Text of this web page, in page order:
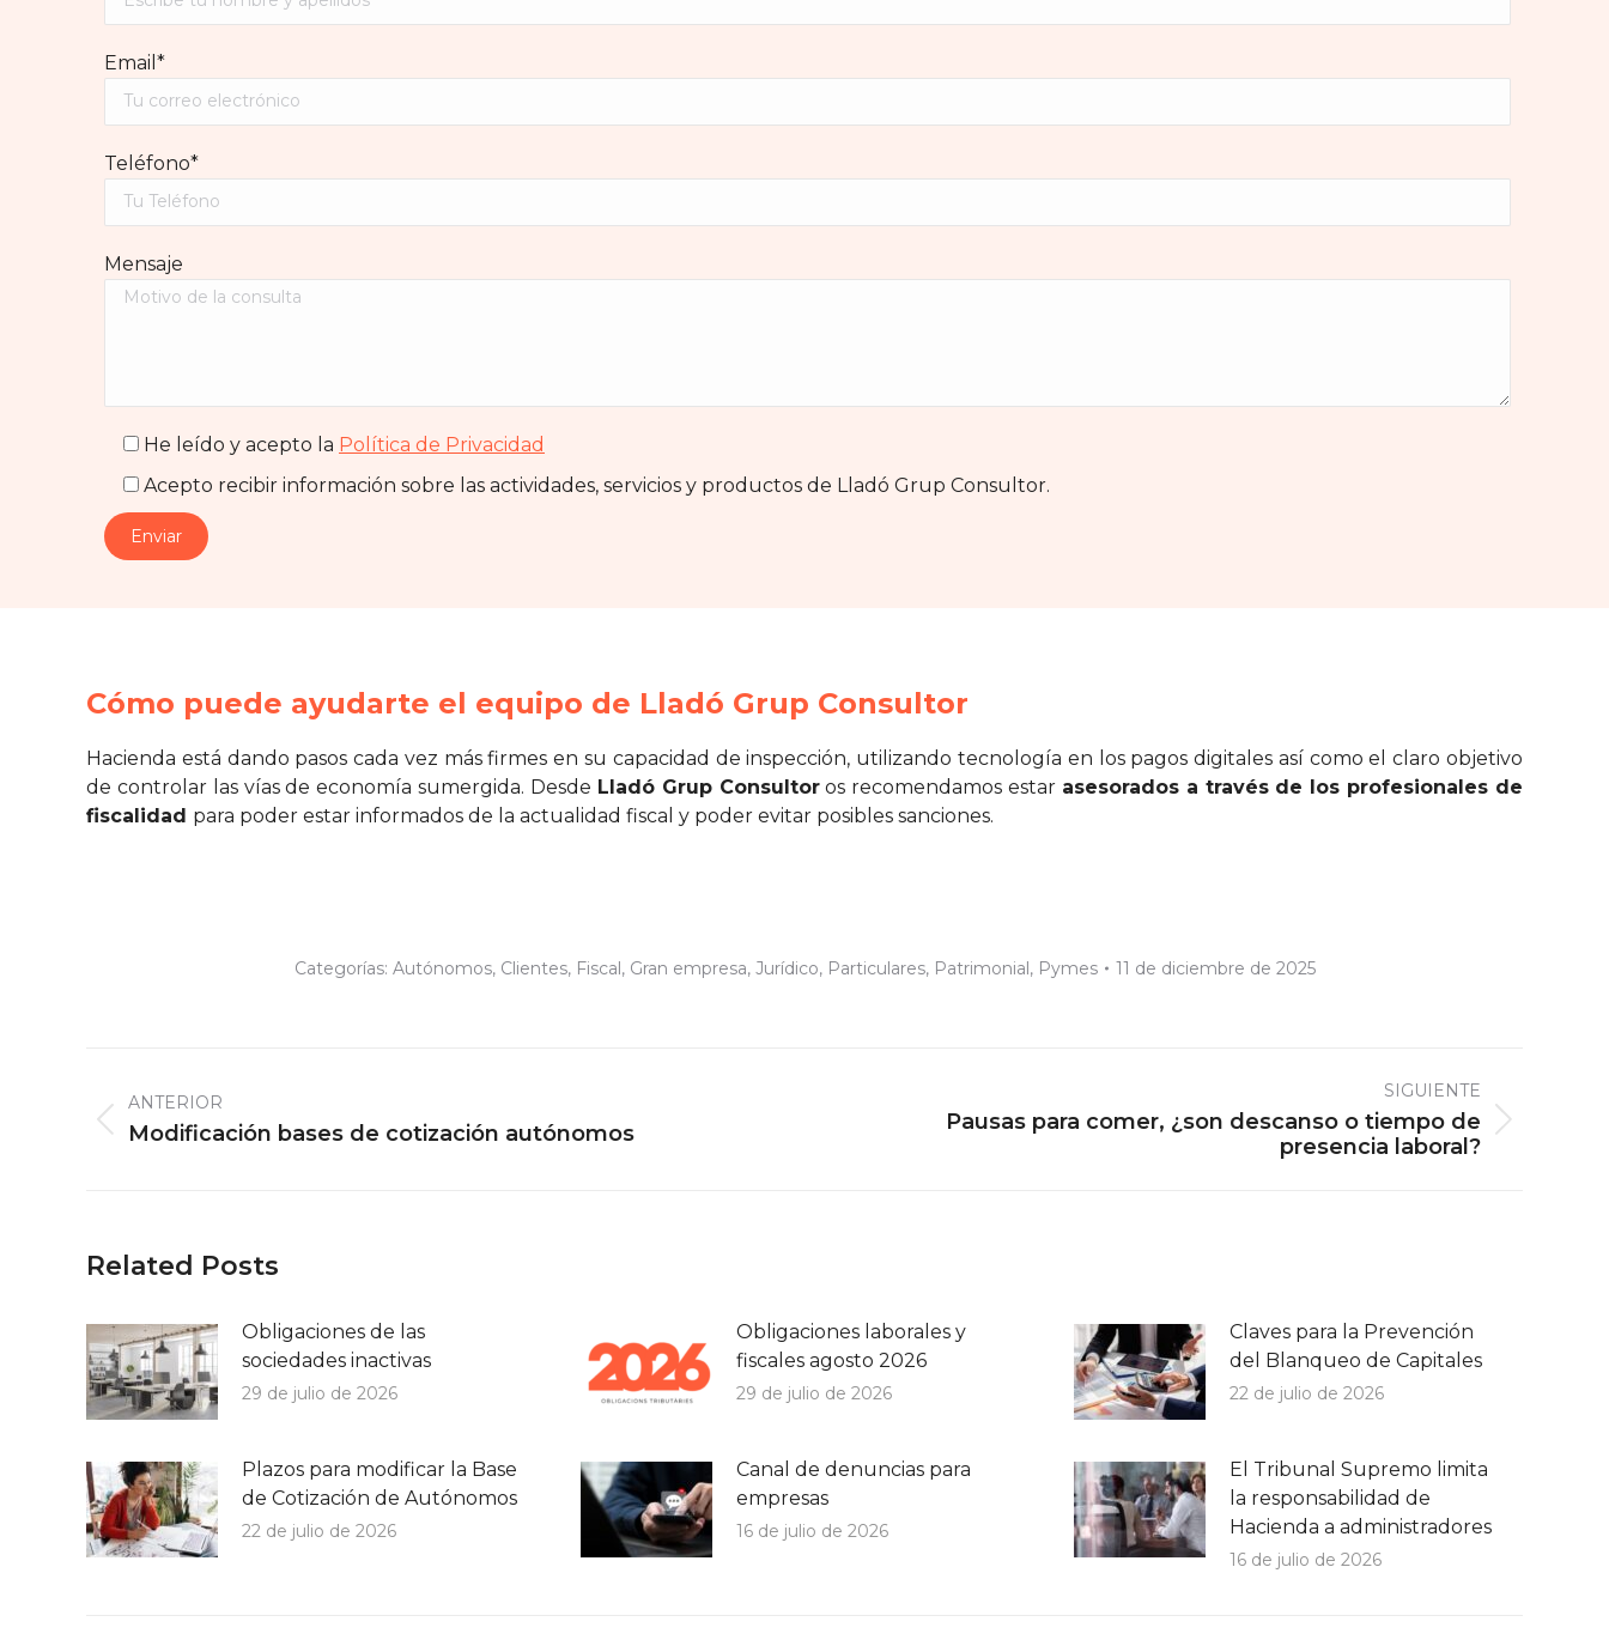
Email*
Teléfono*
Mensaje
He leído y acepto la Política de Privacidad
Acepto recibir información sobre las actividades, servicios y productos de Lladó Grup Consultor.
Cómo puede ayudarte el equipo de Lladó Grup Consultor
Hacienda está dando pasos cada vez más firmes en su capacidad de inspección, utilizando tecnología en los pagos digitales así como el claro objetivo
de controlar las vías de economía sumergida. Desde Lladó Grup Consultoros recomendamos estar asesorados a través de los profesionales de
fiscalidad para poder estar informados de la actualidad fiscal y poder evitar posibles sanciones.
Categorías: Autónomos, Clientes, Fiscal, Gran empresa, Jurídico, Particulares, Patrimonial, Pymes 11 de diciembre de 2025
entre
publicaciones
ANTERIOR
Publicación
Modificación bases de cotización autónomos
SIGUIENTE
PublicaciónPausas para comer, ¿son descanso o tiempo de
presencia laboral?
Related Posts
Obligaciones de las
sociedades inactivas
29 de julio de 2026
Obligaciones laborales y
fiscales agosto 2026
29 de julio de 2026
Claves para la Prevención
del Blanqueo de Capitales
22 de julio de 2026
Plazos para modificar la Base
de Cotización de Autónomos
22 de julio de 2026
Canal de denuncias para
empresas
16 de julio de 2026
El Tribunal Supremo limita
la responsabilidad de
Hacienda a administradores
16 de julio de 2026